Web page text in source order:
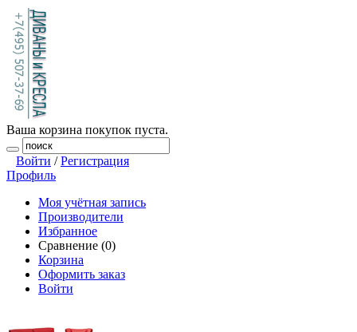
Ваша корзина покупок пуста.
Войти /Регистрация
Профиль
Моя учётная запись
Производители
Избранное
Сравнение (0)
Корзина
Оформить заказ
Войти